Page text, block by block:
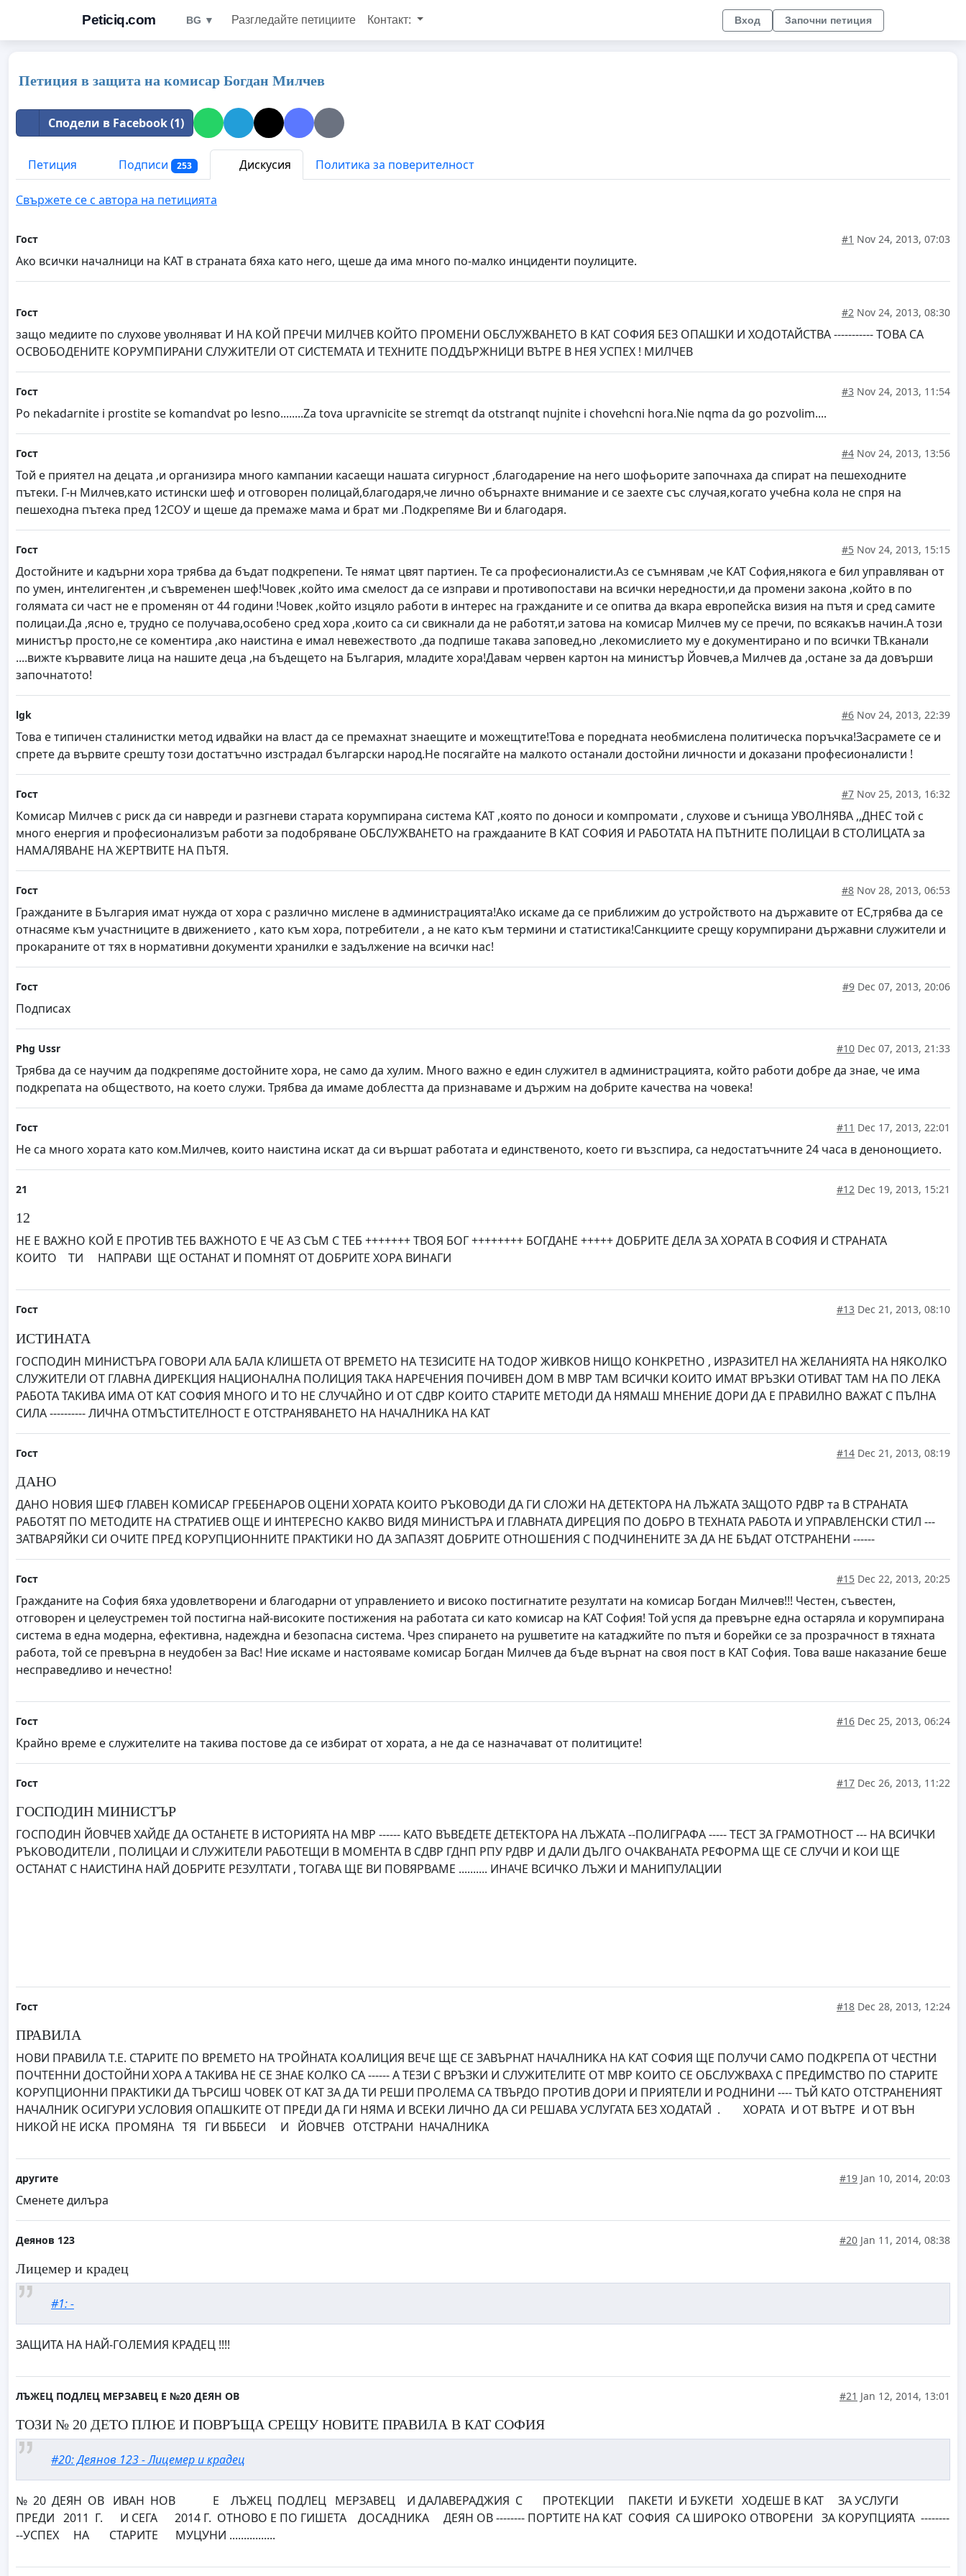
Peticiq.com BG ▼ Разгледайте петициите Контакт: Вход Започни петиция
Петиция в защита на комисар Богдан Милчев
Сподели в Facebook (1)
Петиция Подписи 253 Дискусия Политика за поверителност
Свържете се с автора на петицията
Гост #1 Nov 24, 2013, 07:03
Ако всички началници на КАТ в страната бяха като него, щеше да има много по-малко инциденти поулиците.
Гост #2 Nov 24, 2013, 08:30
защо медиите по слухове уволняват И НА КОЙ ПРЕЧИ МИЛЧЕВ КОЙТО ПРОМЕНИ ОБСЛУЖВАНЕТО В КАТ СОФИЯ БЕЗ ОПАШКИ И ХОДОТАЙСТВА ----------- ТОВА СА
ОСВОБОДЕНИТЕ КОРУМПИРАНИ СЛУЖИТЕЛИ ОТ СИСТЕМАТА И ТЕХНИТЕ ПОДДЪРЖНИЦИ ВЪТРЕ В НЕЯ УСПЕХ ! МИЛЧЕВ
Гост #3 Nov 24, 2013, 11:54
Po nekadarnite i prostite se komandvat po lesno........Za tova upravnicite se stremqt da otstranqt nujnite i chovehcni hora.Nie nqma da go pozvolim....
Гост #4 Nov 24, 2013, 13:56
Той е приятел на децата ,и организира много кампании касаещи нашата сигурност ,благодарение на него шофьорите започнаха да спират на пешеходните
пътеки. Г-н Милчев,като истински шеф и отговорен полицай,благодаря,че лично обърнахте внимание и се заехте със случая,когато учебна кола не спря на
пешеходна пътека пред 12СОУ и щеше да премаже мама и брат ми .Подкрепяме Ви и благодаря.
Гост #5 Nov 24, 2013, 15:15
Достойните и кадърни хора трябва да бъдат подкрепени. Те нямат цвят партиен. Те са професионалисти.Аз се съмнявам ,че КАТ София,някога е бил управляван от
по умен, интелигентен ,и съвременен шеф!Човек ,който има смелост да се изправи и противопостави на всички нередности,и да промени закона ,който в по
голямата си част не е променян от 44 години !Човек ,който изцяло работи в интерес на гражданите и се опитва да вкара европейска визия на пътя и сред самите
полицаи.Да ,ясно е, трудно се получава,особено сред хора ,които са си свикнали да не работят,и затова на комисар Милчев му се пречи, по всякакъв начин.А този
министър просто,не се коментира ,ако наистина е имал невежеството ,да подпише такава заповед,но ,лекомислието му е документирано и по всички ТВ.канали
....вижте кървавите лица на нашите деца ,на бъдещето на България, младите хора!Давам червен картон на министър Йовчев,а Милчев да ,остане за да довърши
започнатото!
lgk #6 Nov 24, 2013, 22:39
Това е типичен сталинистки метод идвайки на власт да се премахнат знаещите и можещтите!Това е поредната необмислена политическа поръчка!Засрамете се и
спрете да вървите срешту този достатъчно изстрадал български народ.Не посягайте на малкото останали достойни личности и доказани професионалисти !
Гост #7 Nov 25, 2013, 16:32
Комисар Милчев с риск да си навреди и разгневи старата корумпирана система КАТ ,която по доноси и компромати , слухове и сънища УВОЛНЯВА ,,ДНЕС той с
много енергия и професионализъм работи за подобряване ОБСЛУЖВАНЕТО на граждааните В КАТ СОФИЯ И РАБОТАТА НА ПЪТНИТЕ ПОЛИЦАИ В СТОЛИЦАТА за
НАМАЛЯВАНЕ НА ЖЕРТВИТЕ НА ПЪТЯ.
Гост #8 Nov 28, 2013, 06:53
Гражданите в България имат нужда от хора с различно мислене в администрацията!Ако искаме да се приближим до устройството на държавите от ЕС,трябва да се
отнасяме към участниците в движението , като към хора, потребители , а не като към термини и статистика!Санкциите срещу корумпирани държавни служители и
прокараните от тях в нормативни документи хранилки е задължение на всички нас!
Гост #9 Dec 07, 2013, 20:06
Подписах
Phg Ussr #10 Dec 07, 2013, 21:33
Трябва да се научим да подкрепяме достойните хора, не само да хулим. Много важно е един служител в администрацията, който работи добре да знае, че има
подкрепата на обществото, на което служи. Трябва да имаме доблестта да признаваме и държим на добрите качества на човека!
Гост #11 Dec 17, 2013, 22:01
Не са много хората като ком.Милчев, които наистина искат да си вършат работата и единственото, което ги възспира, са недостатъчните 24 часа в денонощието.
21 #12 Dec 19, 2013, 15:21
12
НЕ Е ВАЖНО КОЙ Е ПРОТИВ ТЕБ ВАЖНОТО Е ЧЕ АЗ СЪМ С ТЕБ +++++++ ТВОЯ БОГ ++++++++ БОГДАНЕ +++++ ДОБРИТЕ ДЕЛА ЗА ХОРАТА В СОФИЯ И СТРАНАТА
КОИТО ТИ НАПРАВИ ЩЕ ОСТАНАТ И ПОМНЯТ ОТ ДОБРИТЕ ХОРА ВИНАГИ
Гост #13 Dec 21, 2013, 08:10
ИСТИНАТА
ГОСПОДИН МИНИСТЪРА ГОВОРИ АЛА БАЛА КЛИШЕТА ОТ ВРЕМЕТО НА ТЕЗИСИТЕ НА ТОДОР ЖИВКОВ НИЩО КОНКРЕТНО , ИЗРАЗИТЕЛ НА ЖЕЛАНИЯТА НА НЯКОЛКО
СЛУЖИТЕЛИ ОТ ГЛАВНА ДИРЕКЦИЯ НАЦИОНАЛНА ПОЛИЦИЯ ТАКА НАРЕЧЕНИЯ ПОЧИВЕН ДОМ В МВР ТАМ ВСИЧКИ КОИТО ИМАТ ВРЪЗКИ ОТИВАТ ТАМ НА ПО ЛЕКА
РАБОТА ТАКИВА ИМА ОТ КАТ СОФИЯ МНОГО И ТО НЕ СЛУЧАЙНО И ОТ СДВР КОИТО СТАРИТЕ МЕТОДИ ДА НЯМАШ МНЕНИЕ ДОРИ ДА Е ПРАВИЛНО ВАЖАТ С ПЪЛНА
СИЛА ---------- ЛИЧНА ОТМЪСТИТЕЛНОСТ Е ОТСТРАНЯВАНЕТО НА НАЧАЛНИКА НА КАТ
Гост #14 Dec 21, 2013, 08:19
ДАНО
ДАНО НОВИЯ ШЕФ ГЛАВЕН КОМИСАР ГРЕБЕНАРОВ ОЦЕНИ ХОРАТА КОИТО РЪКОВОДИ ДА ГИ СЛОЖИ НА ДЕТЕКТОРА НА ЛЪЖАТА ЗАЩОТО РДВР та В СТРАНАТА
РАБОТЯТ ПО МЕТОДИТЕ НА СТРАТИЕВ ОЩЕ И ИНТЕРЕСНО КАКВО ВИДЯ МИНИСТЪРА И ГЛАВНАТА ДИРЕЦИЯ ПО ДОБРО В ТЕХНАТА РАБОТА И УПРАВЛЕНСКИ СТИЛ ---
ЗАТВАРЯЙКИ СИ ОЧИТЕ ПРЕД КОРУПЦИОННИТЕ ПРАКТИКИ НО ДА ЗАПАЗЯТ ДОБРИТЕ ОТНОШЕНИЯ С ПОДЧИНЕНИТЕ ЗА ДА НЕ БЪДАТ ОТСТРАНЕНИ ------
Гост #15 Dec 22, 2013, 20:25
Гражданите на София бяха удовлетворени и благодарни от управлението и високо постигнатите резултати на комисар Богдан Милчев!!! Честен, съвестен,
отговорен и целеустремен той постигна най-високите постижения на работата си като комисар на КАТ София! Той успя да превърне една остаряла и корумпирана
система в една модерна, ефективна, надеждна и безопасна система. Чрез спирането на рушветите на катаджийте по пътя и борейки се за прозрачност в тяхната
работа, той се превърна в неудобен за Вас! Ние искаме и настояваме комисар Богдан Милчев да бъде върнат на своя пост в КАТ София. Това ваше наказание беше
несправедливо и нечестно!
Гост #16 Dec 25, 2013, 06:24
Крайно време е служителите на такива постове да се избират от хората, а не да се назначават от политиците!
Гост #17 Dec 26, 2013, 11:22
ГОСПОДИН МИНИСТЪР
ГОСПОДИН ЙОВЧЕВ ХАЙДЕ ДА ОСТАНЕТЕ В ИСТОРИЯТА НА МВР ------ КАТО ВЪВЕДЕТЕ ДЕТЕКТОРА НА ЛЪЖАТА --ПОЛИГРАФА ----- ТЕСТ ЗА ГРАМОТНОСТ --- НА ВСИЧКИ
РЪКОВОДИТЕЛИ , ПОЛИЦАИ И СЛУЖИТЕЛИ РАБОТЕЩИ В МОМЕНТА В СДВР ГДНП РПУ РДВР И ДАЛИ ДЪЛГО ОЧАКВАНАТА РЕФОРМА ЩЕ СЕ СЛУЧИ И КОИ ЩЕ
ОСТАНАТ С НАИСТИНА НАЙ ДОБРИТЕ РЕЗУЛТАТИ , ТОГАВА ЩЕ ВИ ПОВЯРВАМЕ .......... ИНАЧЕ ВСИЧКО ЛЪЖИ И МАНИПУЛАЦИИ
Гост #18 Dec 28, 2013, 12:24
ПРАВИЛА
НОВИ ПРАВИЛА Т.Е. СТАРИТЕ ПО ВРЕМЕТО НА ТРОЙНАТА КОАЛИЦИЯ ВЕЧЕ ЩЕ СЕ ЗАВЪРНАТ НАЧАЛНИКА НА КАТ СОФИЯ ЩЕ ПОЛУЧИ САМО ПОДКРЕПА ОТ ЧЕСТНИ
ПОЧТЕННИ ДОСТОЙНИ ХОРА А ТАКИВА НЕ СЕ ЗНАЕ КОЛКО СА ------ А ТЕЗИ С ВРЪЗКИ И СЛУЖИТЕЛИТЕ ОТ МВР КОИТО СЕ ОБСЛУЖВАХА С ПРЕДИМСТВО ПО СТАРИТЕ
КОРУПЦИОННИ ПРАКТИКИ ДА ТЪРСИШ ЧОВЕК ОТ КАТ ЗА ДА ТИ РЕШИ ПРОЛЕМА СА ТВЪРДО ПРОТИВ ДОРИ И ПРИЯТЕЛИ И РОДНИНИ ---- ТЪЙ КАТО ОТСТРАНЕНИЯТ
НАЧАЛНИК ОСИГУРИ УСЛОВИЯ ОПАШКИТЕ ОТ ПРЕДИ ДА ГИ НЯМА И ВСЕКИ ЛИЧНО ДА СИ РЕШАВА УСЛУГАТА БЕЗ ХОДАТАЙ . ХОРАТА И ОТ ВЪТРЕ И ОТ ВЪН
НИКОЙ НЕ ИСКА ПРОМЯНА ТЯ ГИ ВББЕСИ И ЙОВЧЕВ ОТСТРАНИ НАЧАЛНИКА
другите #19 Jan 10, 2014, 20:03
Сменете дилъра
Деянов 123 #20 Jan 11, 2014, 08:38
Лицемер и крадец
#1: -
ЗАЩИТА НА НАЙ-ГОЛЕМИЯ КРАДЕЦ !!!!
ЛЪЖЕЦ ПОДЛЕЦ МЕРЗАВЕЦ E №20 ДЕЯН ОВ #21 Jan 12, 2014, 13:01
ТОЗИ № 20 ДЕТО ПЛЮЕ И ПОВРЪЩА СРЕЩУ НОВИТЕ ПРАВИЛА В КАТ СОФИЯ
#20: Деянов 123 - Лицемер и крадец
№ 20 ДЕЯН ОВ ИВАН НОВ Е ЛЪЖЕЦ ПОДЛЕЦ МЕРЗАВЕЦ И ДАЛАВЕРАДЖИЯ С ПРОТЕКЦИИ ПАКЕТИ И БУКЕТИ ХОДЕШЕ В КАТ ЗА УСЛУГИ
ПРЕДИ 2011 Г. И СЕГА 2014 Г. ОТНОВО Е ПО ГИШЕТА ДОСАДНИКА ДЕЯН ОВ -------- ПОРТИТЕ НА КАТ СОФИЯ СА ШИРОКО ОТВОРЕНИ ЗА КОРУПЦИЯТА --------
--УСПЕХ НА СТАРИТЕ МУЦУНИ ................